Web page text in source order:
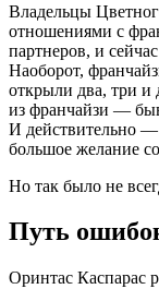
Владельцы
отношениями с
партнеров, и
Наоборот,
открыли два, три и
из франчайзи —
И действительно —
большое желание
Но так было не
Путь
Оринтас Каспарас